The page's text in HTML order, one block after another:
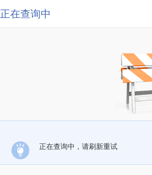
正在查询中
正在查询中，请刷新重试